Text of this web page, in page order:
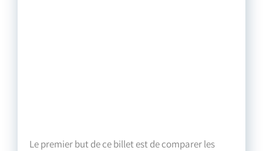
Le premier but de ce billet est de comparer les